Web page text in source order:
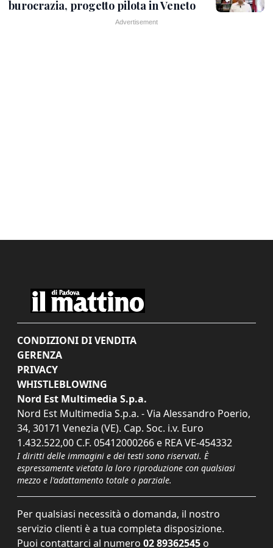
burocrazia, progetto pilota in Veneto
CONDIZIONI DI VENDITA
GERENZA
PRIVACY
WHISTLEBLOWING
Nord Est Multimedia S.p.a.
Nord Est Multimedia S.p.a. - Via Alessandro Poerio,
34, 30171 Venezia (VE). Cap. Soc. i.v. Euro
1.432.522,00 C.F. 05412000266 e REA VE-454332
I diritti delle immagini e dei testi sono riservati. È
espressamente vietata la loro riproduzione con qualsiasi
mezzo e l'adattamento totale o parziale.
Per qualsiasi necessità o domanda, il nostro
servizio clienti è a tua completa disposizione.
Puoi contattarci al numero 02 89362545 o